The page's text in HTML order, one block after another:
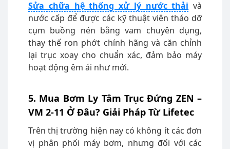
Sửa chữa hệ thống xử lý nước thải và
nước cấp để được các kỹ thuật viên tháo dỡ
cụm buồng nén bằng vam chuyên dụng,
thay thế ron phớt chính hãng và căn chỉnh
lại trục xoay cho chuẩn xác, đảm bảo máy
hoạt động êm ái như mới.
5. Mua Bơm Ly Tâm Trục Đứng ZEN –
VM 2-11 Ở Đâu? Giải Pháp Từ Lifetec
Trên thị trường hiện nay có không ít các đơn
vị phân phối máy bơm, nhưng đối với các